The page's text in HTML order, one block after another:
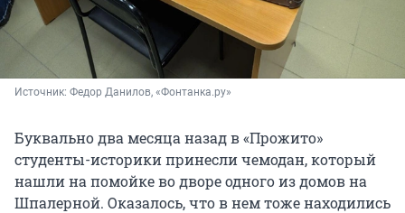
Источник: Федор Данилов, «Фонтанка.ру»
Буквально два месяца назад в «Прожито»
студенты-историки принесли чемодан, который
нашли на помойке во дворе одного из домов на
Шпалерной. Оказалось, что в нем тоже находились